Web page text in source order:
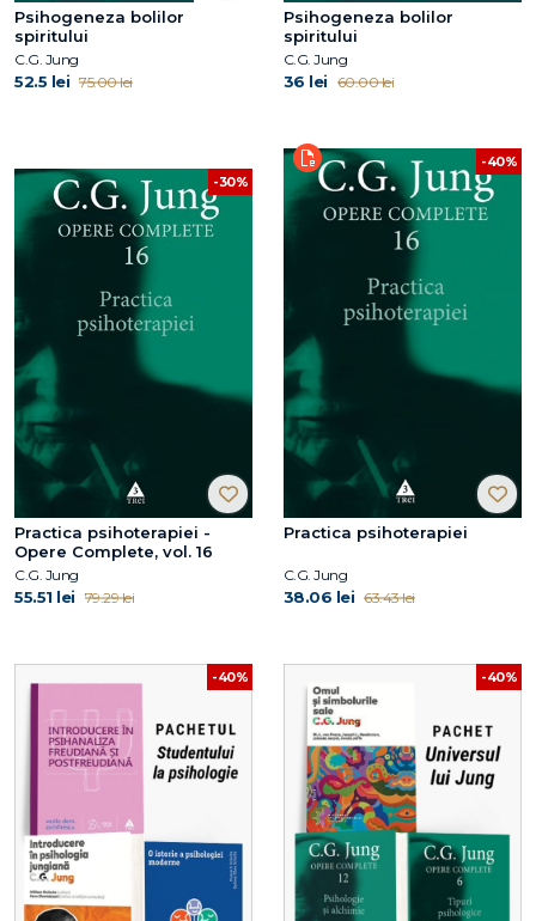
Psihogeneza bolilor
spiritului
C.G. Jung
52.5 lei 75.00 lei
Psihogeneza bolilor
spiritului
C.G. Jung
36 lei 60.00 lei
-30%
Practica psihoterapiei -
Opere Complete, vol. 16
C.G. Jung
55.51 lei 79.29 lei
-40%
Practica psihoterapiei
C.G. Jung
38.06 lei 63.43 lei
-40% -40%